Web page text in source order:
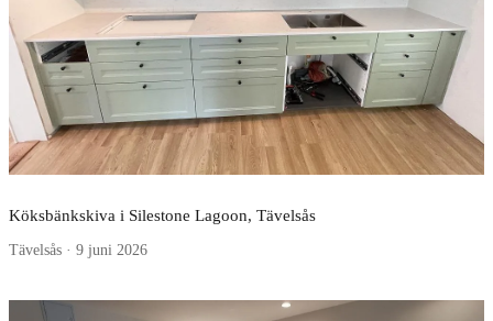
Köksbänkskiva i Silestone Lagoon, Tävelsås
Tävelsås · 9 juni 2026